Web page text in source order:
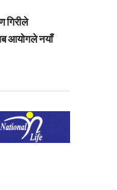
गिरीले
आयोगले नयाँ